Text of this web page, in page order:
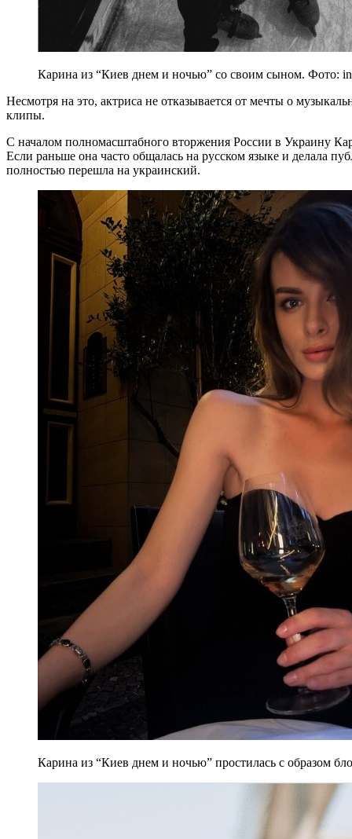
Карина из “Киев днем и ночью” со своим сыном. Фото:
Несмотря на это, актриса не отказывается от мечты о
клипы.
С началом полномасштабного вторжения России в Украину
Если раньше она часто общалась на русском языке и делала
полностью перешла на украинский.
Карина из “Киев днем и ночью” простилась с образом